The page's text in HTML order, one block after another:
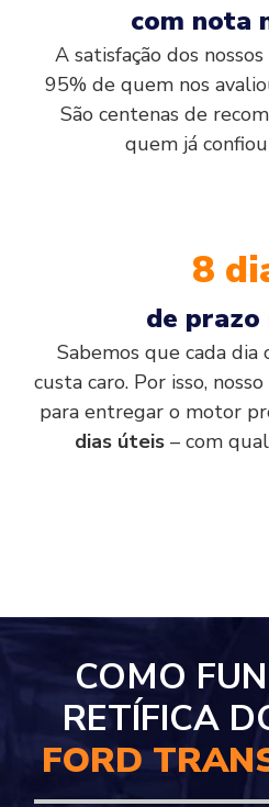
com nota
A satisfação dos
95% de quem nos
São centenas de
quem já
8
de prazo
Sabemos que cada dia
custa caro. Por isso,
para entregar o motor
dias úteis – com
COMO
RETÍFICA
FORD